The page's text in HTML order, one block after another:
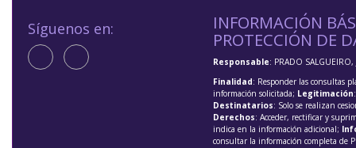
Síguenos en: INFORMACIÓN
PROTECCIÓN DE
Responsable: PRADO SALGUEIRO,
Finalidad: Responder las consultas
información solicitada; Legitimación
Destinatarios: Solo se realizan
Derechos: Acceder, rectificar y
indica en la información adicional;
consultar la información completa de